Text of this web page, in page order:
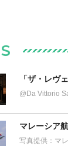
S
「ザ・レヴ
@Da Vittorio
マレーシア
写真提供：マ